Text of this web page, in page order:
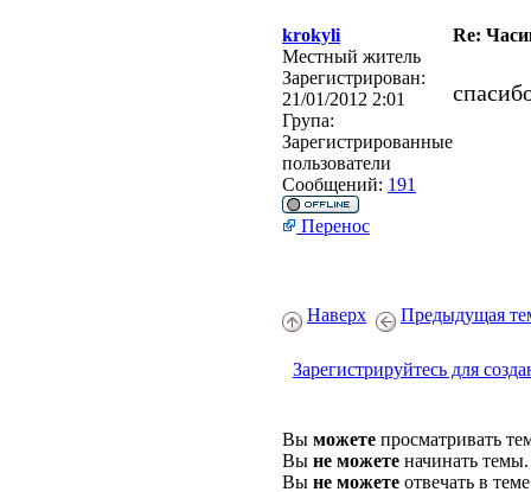
krokyli
Re:
Местный житель
Зарегистрирован:
21/01/2012 2:01
Група:
Зарегистрированные
пользователи
Сообщений: 191
Перенос
Наверх Предыдущая
Зарегистрируйтесь для
Вы можете просматривать
Вы не можете начинать темы.
Вы не можете отвечать в